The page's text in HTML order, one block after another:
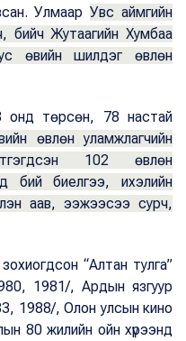
УлмаарУвс аймгийн
бийч Жутаагийн Хумбаа
өвийн шилдэг өвлөн
төрсөн, 78 настай
өвлөн уламжлагчийн
102 өвлөн
бий биелгээ, ихэлийн
аав, ээжээсээ сурч,
“Алтан тулга”
1981/, Ардын язгуур
1988/, Олон улсын кино
80 жилийн ойн хүрээнд